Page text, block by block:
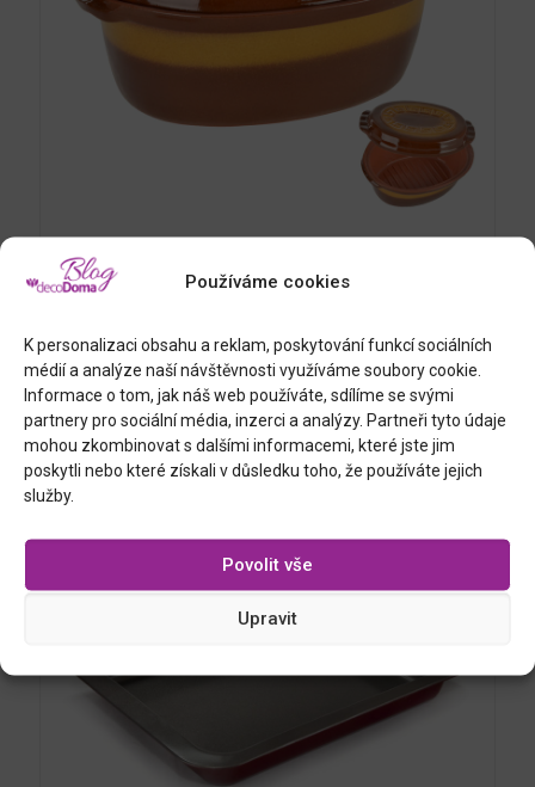
Používáme cookies
K personalizaci obsahu a reklam, poskytování funkcí sociálních
médií a analýze naší návštěvnosti využíváme soubory cookie.
Informace o tom, jak náš web používáte, sdílíme se svými
partnery pro sociální média, inzerci a analýzy. Partneři tyto údaje
mohou zkombinovat s dalšími informacemi, které jste jim
poskytli nebo které získali v důsledku toho, že používáte jejich
služby.
Povolit vše
Upravit
KERAMICKÝ PEKÁČ s víkem
Prohlédnout